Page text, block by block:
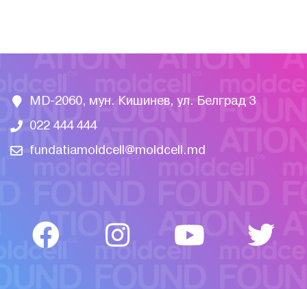
MD-2060, мун. Кишинев, ул. Белград 3
022 444 444
fundatiamoldcell@moldcell.md